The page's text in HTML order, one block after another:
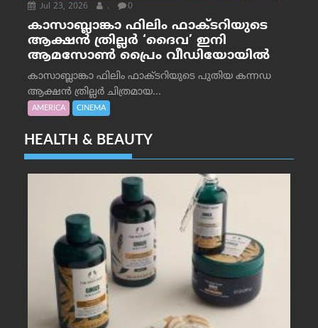
Jul 23, 2026 . 0
കാസാബ്ലാങ്കാ ഫിലിം ഫാക്ടറിയുടെ
ആക്ഷൻ ത്രില്ലർ ‘ദൈവ’ ഇനി
ആമസോൺ പ്രൈം വീഡിയോയിൽ
കാസാബ്ലാങ്കാ ഫിലിം ഫാക്ടറിയുടെ പുതിയ കന്നഡ
ആക്ഷൻ ത്രില്ലർ ചിത്രമായ...
AMERICA CINEMA
HEALTH & BEAUTY